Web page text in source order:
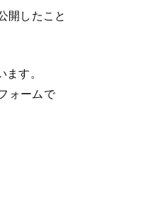
開したこと
す。
ォームで